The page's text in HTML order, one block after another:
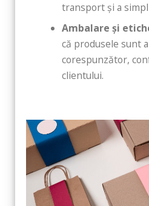
transport și a
Ambalare și
că produsele sunt
corespunzător,
clientului.